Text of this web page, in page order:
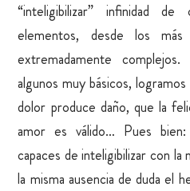
“inteligibilizar” infinidad de
elementos, desde los
extremadamente
algunos muy básicos,
dolor produce daño, que la
amor es válido… Pues
capaces de inteligibilizar con la
la misma ausencia de duda el